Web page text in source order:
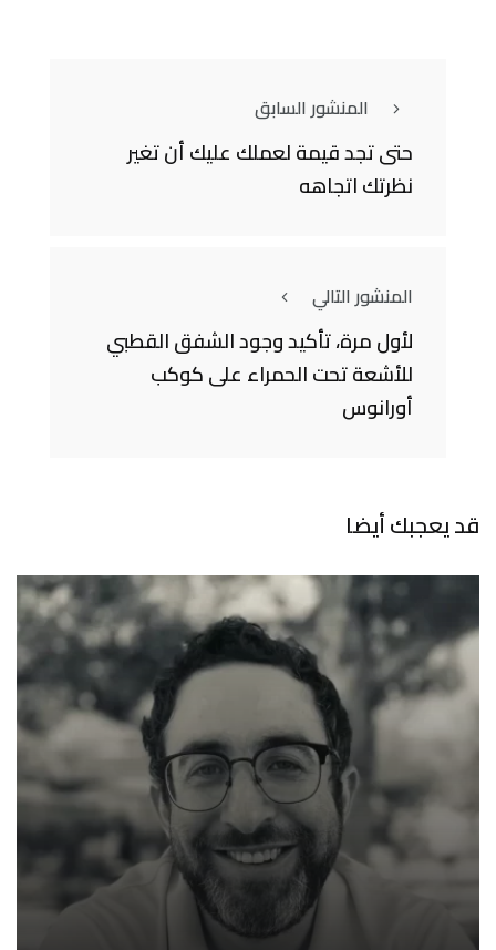
المنشور السابق
حتى تجد قيمة لعملك عليك أن تغير
نظرتك اتجاهه
المنشور التالي
لأول مرة، تأكيد وجود الشفق القطبي
للأشعة تحت الحمراء على كوكب
أورانوس
قد يعجبك أيضا